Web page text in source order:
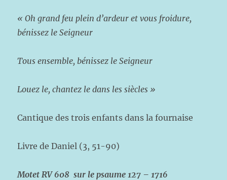
« Oh grand feu plein d’ardeur et vous froidure,
bénissez le Seigneur
Tous ensemble, bénissez le Seigneur
Louez le, chantez le dans les siècles »
Cantique des trois enfants dans la fournaise
Livre de Daniel (3, 51-90)
Motet RV 608 sur le psaume 127 – 1716